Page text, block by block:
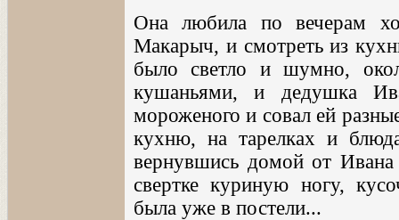
Она любила по вечерам
Макарыч, и смотреть из
было светло и шумно,
кушаньями, и дедушка
мороженого и совал ей
кухню, на тарелках и
вернувшись домой от
свертке куриную ногу,
была уже в постели...